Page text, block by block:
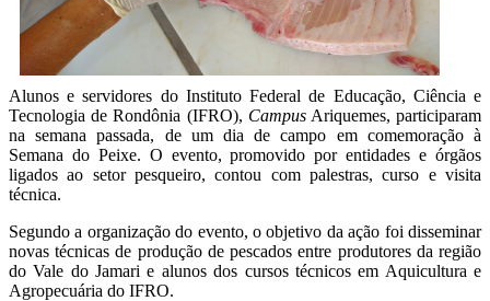
Alunos e servidores do Instituto Federal de Educação, Ciência e
Tecnologia de Rondônia (IFRO), CampusAriquemes, participaram
na semana passada, de um dia de campo em comemoração à
Semana do Peixe. O evento, promovido por entidades e órgãos
ligados ao setor pesqueiro, contou com palestras, curso e visita
técnica.
Segundo a organização do evento, o objetivo da ação foi disseminar
novas técnicas de produção de pescados entre produtores da região
do Vale do Jamari e alunos dos cursos técnicos em Aquicultura e
Agropecuária do IFRO.